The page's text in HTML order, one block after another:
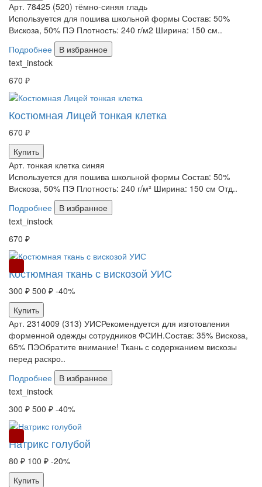
Арт. 78425 (520) тёмно-синяя гладь
Используется для пошива школьной формы Состав: 50%
Вискоза, 50% ПЭ Плотность: 240 г/м2 Ширина: 150 см..
Подробнее
В избранное
text_instock
670 ₽
Костюмная Лицей тонкая клетка
670 ₽
Купить
Арт. тонкая клетка синяя
Используется для пошива школьной формы Состав: 50%
Вискоза, 50% ПЭ Плотность: 240 г/м² Ширина: 150 см Отд..
Подробнее
В избранное
text_instock
670 ₽
Костюмная ткань с вискозой УИС
300 ₽ 500 ₽ -40%
Купить
Арт. 2314009 (313) УИСРекомендуется для изготовления
форменной одежды сотрудников ФСИН.Состав: 35% Вискоза,
65% ПЭОбратите внимание! Ткань с содержанием вискозы
перед раскро..
Подробнее
В избранное
text_instock
300 ₽ 500 ₽ -40%
Натрикс голубой
80 ₽ 100 ₽ -20%
Купить